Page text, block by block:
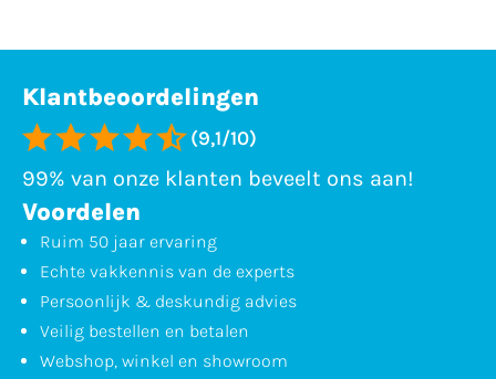
Klantbeoordelingen
(9,1/10)
99% van onze klanten beveelt ons aan!
Voordelen
Ruim 50 jaar ervaring
Echte vakkennis van de experts
Persoonlijk & deskundig advies
Veilig bestellen en betalen
Webshop, winkel en showroom